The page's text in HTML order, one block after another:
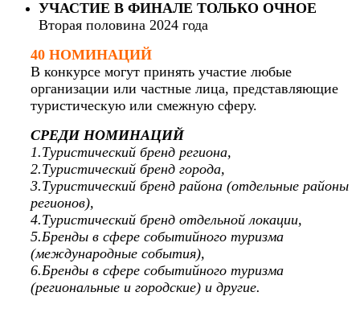
УЧАСТИЕ В ФИНАЛЕ ТОЛЬКО ОЧНОЕ
Вторая половина 2024 года
40 НОМИНАЦИЙ
В конкурсе могут принять участие любые
организации или частные лица, представляющие
туристическую или смежную сферу.
СРЕДИ НОМИНАЦИЙ
1.Туристический бренд региона,
2.Туристический бренд города,
3.Туристический бренд района (отдельные районы
регионов),
4.Туристический бренд отдельной локации,
5.Бренды в сфере событийного туризма
(международные события),
6.Бренды в сфере событийного туризма
(региональные и городские) и другие.